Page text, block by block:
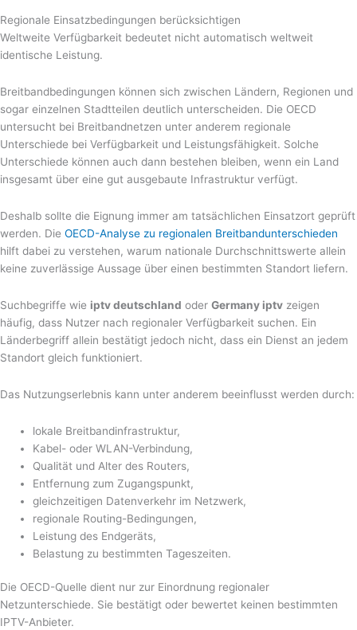
Regionale Einsatzbedingungen berücksichtigen
Weltweite Verfügbarkeit bedeutet nicht automatisch weltweit
identische Leistung.
Breitbandbedingungen können sich zwischen Ländern, Regionen und
sogar einzelnen Stadtteilen deutlich unterscheiden. Die OECD
untersucht bei Breitbandnetzen unter anderem regionale
Unterschiede bei Verfügbarkeit und Leistungsfähigkeit. Solche
Unterschiede können auch dann bestehen bleiben, wenn ein Land
insgesamt über eine gut ausgebaute Infrastruktur verfügt.
Deshalb sollte die Eignung immer am tatsächlichen Einsatzort geprüft
werden. Die OECD-Analyse zu regionalen Breitbandunterschieden
hilft dabei zu verstehen, warum nationale Durchschnittswerte allein
keine zuverlässige Aussage über einen bestimmten Standort liefern.
Suchbegriffe wie iptv deutschland oder Germany iptv zeigen
häufig, dass Nutzer nach regionaler Verfügbarkeit suchen. Ein
Länderbegriff allein bestätigt jedoch nicht, dass ein Dienst an jedem
Standort gleich funktioniert.
Das Nutzungserlebnis kann unter anderem beeinflusst werden durch:
lokale Breitbandinfrastruktur,
Kabel- oder WLAN-Verbindung,
Qualität und Alter des Routers,
Entfernung zum Zugangspunkt,
gleichzeitigen Datenverkehr im Netzwerk,
regionale Routing-Bedingungen,
Leistung des Endgeräts,
Belastung zu bestimmten Tageszeiten.
Die OECD-Quelle dient nur zur Einordnung regionaler
Netzunterschiede. Sie bestätigt oder bewertet keinen bestimmten
IPTV-Anbieter.